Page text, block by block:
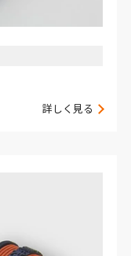
詳しく見る